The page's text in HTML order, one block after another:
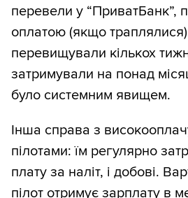
перевели у “ПриватБанк”,
оплатою (якщо
перевищували кількох
затримували на понад
було системним явищем.
Інша справа з
пілотами: їм регулярно
плату за наліт, і добові.
пілот отримує зарплату в